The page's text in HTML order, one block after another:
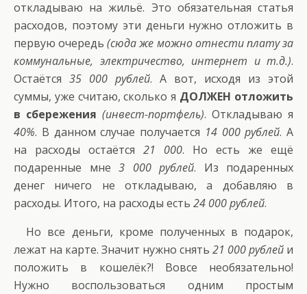
откладываю на жильё. Это обязательная статья
расходов, поэтому эти деньги нужно отложить в
первую очередь(сюда же можно отнести плату за
коммунальные, электричество, интернет и т.д.).
Остаётся 35 000 рублей. А вот, исходя из этой
суммы, уже считаю, сколько я ДОЛЖЕН отложить
в сбережения (инвест-портфель). Откладываю я
40%. В данном случае получается 14 000 рублей. А
на расходы остаётся 21 000. Но есть же ещё
подаренные мне 3 000 рублей. Из подаренных
денег ничего не откладываю, а добавляю в
расходы. Итого, на расходы есть 24 000 рублей.
Но все деньги, кроме полученных в подарок,
лежат на карте. Значит нужно снять 21 000 рублей и
положить в кошелёк?! Вовсе необязательно!
Нужно воспользоваться одним простым